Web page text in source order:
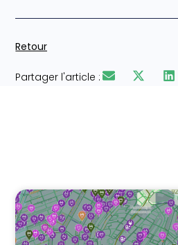
Retour
Partager l'article :
Articles